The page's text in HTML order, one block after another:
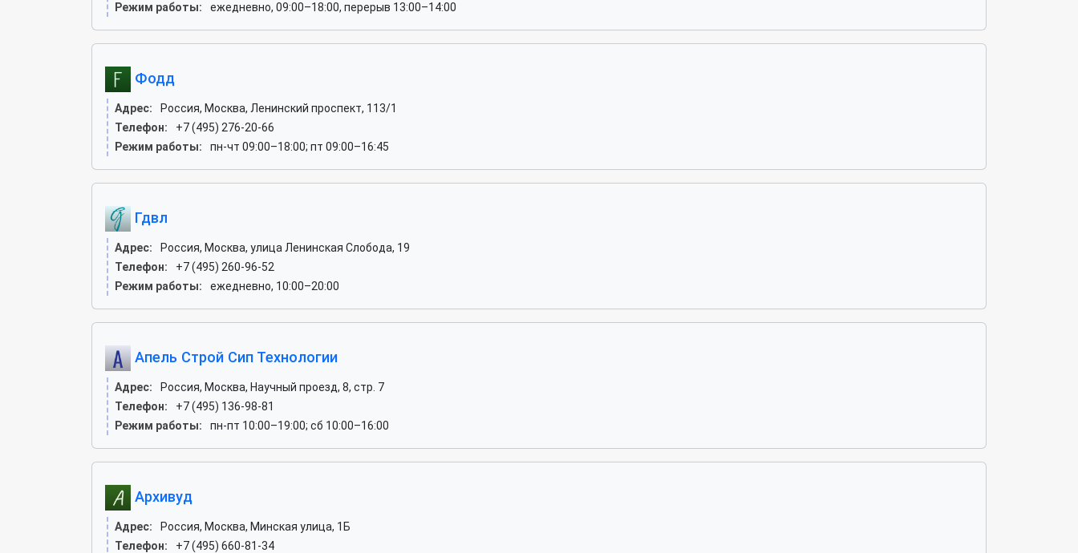
Режим работы:
ежедневно, 09:00–18:00, перерыв 13:00–14:00
Фодд
Адрес:
Россия, Москва, Ленинский проспект, 113/1
Телефон:
+7 (495) 276-20-66
Режим работы:
пн-чт 09:00–18:00; пт 09:00–16:45
Гдвл
Адрес:
Россия, Москва, улица Ленинская Слобода, 19
Телефон:
+7 (495) 260-96-52
Режим работы:
ежедневно, 10:00–20:00
Апель Строй Сип Технологии
Адрес:
Россия, Москва, Научный проезд, 8, стр. 7
Телефон:
+7 (495) 136-98-81
Режим работы:
пн-пт 10:00–19:00; сб 10:00–16:00
Архивуд
Адрес:
Россия, Москва, Минская улица, 1Б
Телефон:
+7 (495) 660-81-34